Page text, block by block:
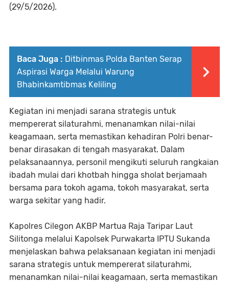
(29/5/2026).
Baca Juga : Ditbinmas Polda Banten Serap
Aspirasi Warga Melalui Warung
Bhabinkamtibmas Keliling
Kegiatan ini menjadi sarana strategis untuk
mempererat silaturahmi, menanamkan nilai-nilai
keagamaan, serta memastikan kehadiran Polri benar-
benar dirasakan di tengah masyarakat. Dalam
pelaksanaannya, personil mengikuti seluruh rangkaian
ibadah mulai dari khotbah hingga sholat berjamaah
bersama para tokoh agama, tokoh masyarakat, serta
warga sekitar yang hadir.
Kapolres Cilegon AKBP Martua Raja Taripar Laut
Silitonga melalui Kapolsek Purwakarta IPTU Sukanda
menjelaskan bahwa pelaksanaan kegiatan ini menjadi
sarana strategis untuk mempererat silaturahmi,
menanamkan nilai-nilai keagamaan, serta memastikan